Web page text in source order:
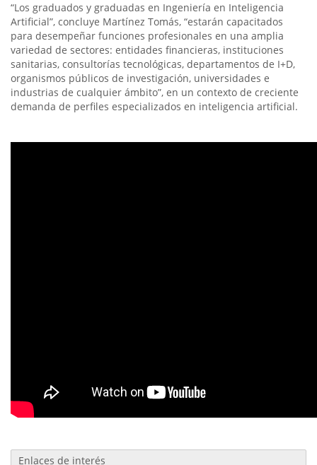
“Los graduados y graduadas en Ingeniería en Inteligencia
Artificial”, concluye Martínez Tomás, “estarán capacitados
para desempeñar funciones profesionales en una amplia
variedad de sectores: entidades financieras, instituciones
sanitarias, consultorías tecnológicas, departamentos de I+D,
organismos públicos de investigación, universidades e
industrias de cualquier ámbito”, en un contexto de creciente
demanda de perfiles especializados en inteligencia artificial.
Enlaces de interés